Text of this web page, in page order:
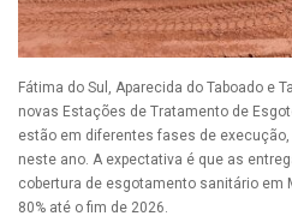
Fátima do Sul, Aparecida do Taboado e
novas Estações de Tratamento de
estão em diferentes fases de
neste ano. A expectativa é que as
cobertura de esgotamento sanitário em
80% até o fim de 2026.